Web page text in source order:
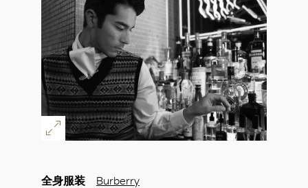
全身服装 Burberry